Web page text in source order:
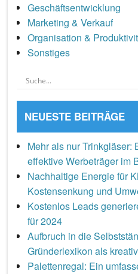
Geschäftsentwicklung
Marketing & Verkauf
Organisation &
Sonstiges
NEUESTE BEITRÄGE
Mehr als nur Trinkgläser:
effektive Werbeträger im
Nachhaltige Energie für
Kostensenkung und
Kostenlos Leads
für 2024
Aufbruch in die
Gründerlexikon als
Palettenregal: Ein